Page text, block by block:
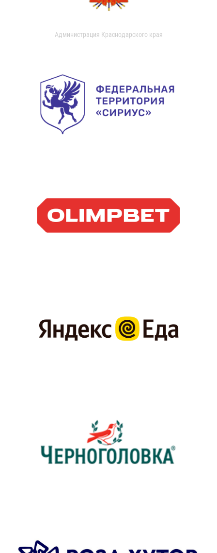
Администрация Краснодарского края